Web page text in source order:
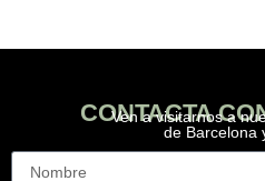
CONTACTA
Ven a visitarnos a
de Barcelona